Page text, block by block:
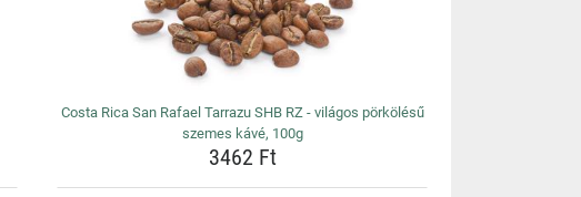
Costa Rica San Rafael Tarrazu SHB RZ - világos pörkölésű
szemes kávé, 100g
3462 Ft